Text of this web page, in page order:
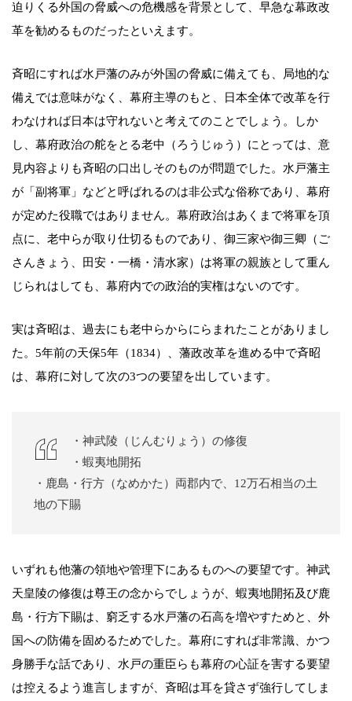
迫りくる外国の脅威への危機感を背景として、早急な幕政改
革を勧めるものだったといえます。
斉昭にすれば水戸藩のみが外国の脅威に備えても、局地的な
備えでは意味がなく、幕府主導のもと、日本全体で改革を行
わなければ日本は守れないと考えてのことでしょう。しか
し、幕府政治の舵をとる老中（ろうじゅう）にとっては、意
見内容よりも斉昭の口出しそのものが問題でした。水戸藩主
が「副将軍」などと呼ばれるのは非公式な俗称であり、幕府
が定めた役職ではありません。幕府政治はあくまで将軍を頂
点に、老中らが取り仕切るものであり、御三家や御三卿（ご
さんきょう、田安・一橋・清水家）は将軍の親族として重ん
じられはしても、幕府内での政治的実権はないのです。
実は斉昭は、過去にも老中らからにらまれたことがありまし
た。5年前の天保5年（1834）、藩政改革を進める中で斉昭
は、幕府に対して次の3つの要望を出しています。
・神武陵（じんむりょう）の修復
・蝦夷地開拓
・鹿島・行方（なめかた）両郡内で、12万石相当の土
地の下賜
いずれも他藩の領地や管理下にあるものへの要望です。神武
天皇陵の修復は尊王の念からでしょうが、蝦夷地開拓及び鹿
島・行方下賜は、窮乏する水戸藩の石高を増やすためと、外
国への防備を固めるためでした。幕府にすれば非常識、かつ
身勝手な話であり、水戸の重臣らも幕府の心証を害する要望
は控えるよう進言しますが、斉昭は耳を貸さず強行してしま